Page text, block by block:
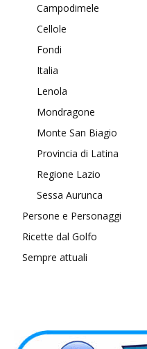
Campodimele
Cellole
Fondi
Italia
Lenola
Mondragone
Monte San Biagio
Provincia di Latina
Regione Lazio
Sessa Aurunca
Persone e Personaggi
Ricette dal Golfo
Sempre attuali